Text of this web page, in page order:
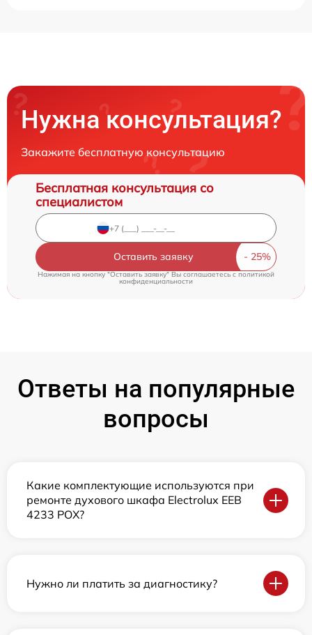
Нужна консультация?
Закажите бесплатную консультацию
Бесплатная консультация со
специалистом
Оставить заявку
Нажимая на кнопку "Оставить заявку" Вы соглашаетесь c политикой
конфиденциальности
Ответы на популярные
вопросы
Какие комплектующие используются при
ремонте духового шкафа Electrolux EEB
4233 POX?
Нужно ли платить за диагностику?